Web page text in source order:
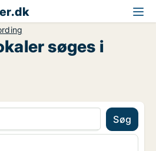
søges i
Søg